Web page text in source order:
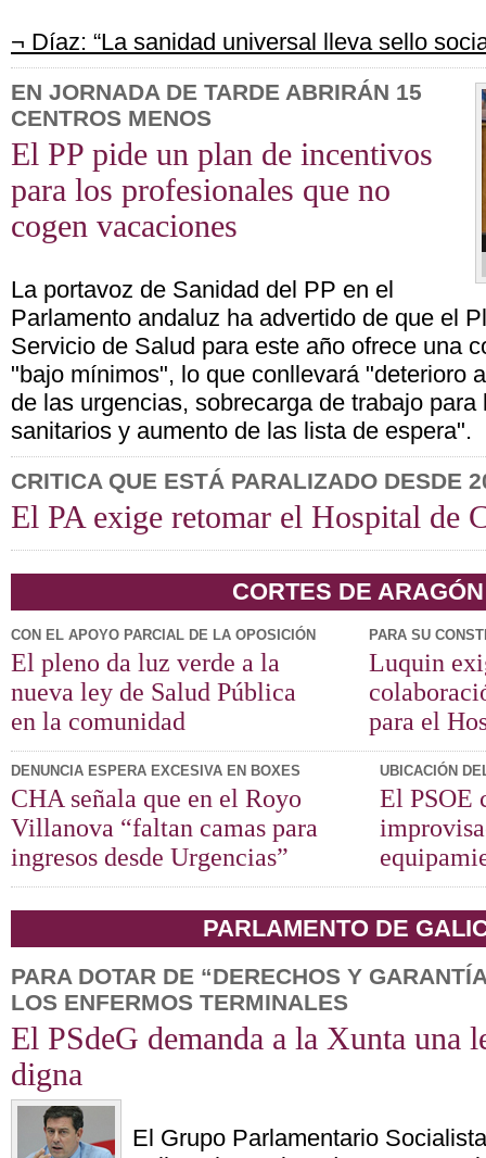
¬ Díaz: “La sanidad universal lleva sello
EN JORNADA DE TARDE ABRIRÁN 15
CENTROS MENOS
El PP pide un plan de incentivos
para los profesionales que no
cogen vacaciones
La portavoz de Sanidad del PP en el
Parlamento andaluz ha advertido de que el
Servicio de Salud para este año ofrece una
"bajo mínimos", lo que conllevará "deterioro
de las urgencias, sobrecarga de trabajo
sanitarios y aumento de las lista de espera".
CRITICA QUE ESTÁ PARALIZADO DESDE
El PA exige retomar el Hospital de
CORTES DE ARAGÓN
CON EL APOYO PARCIAL DE LA OPOSICIÓN
El pleno da luz verde a la
nueva ley de Salud Pública
en la comunidad
PARA SU
Luquin
para el
DENUNCIA ESPERA EXCESIVA EN BOXES
CHA señala que en el Royo
Villanova “faltan camas para
ingresos desde Urgencias”
UBICACIÓN
El PSOE
PARLAMENTO DE
PARA DOTAR DE “DERECHOS Y
LOS ENFERMOS TERMINALES
El PSdeG demanda a la Xunta una
digna
El Grupo Parlamentario